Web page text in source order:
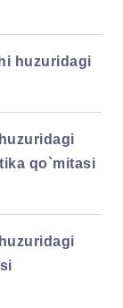
huzuridagi
qo`mitasi